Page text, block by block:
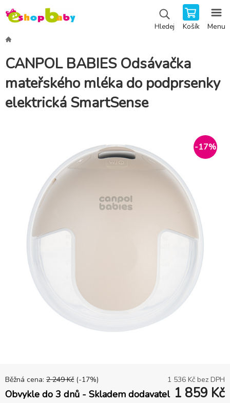
Hledej Košík Menu
CANPOL BABIES Odsávačka
mateřského mléka do podprsenky
elektrická SmartSense
-17%
Běžná cena: 2 249 Kč (-17%) 1 536 Kč bez DPH
Obvykle do 3 dnů - Skladem dodavatel 1 859 Kč